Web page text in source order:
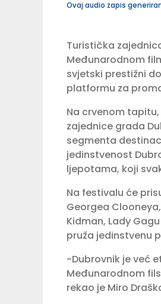
Ovaj audio zapis
Turistička
Međunarodnom
svjetski prestižni
platformu za
Na crvenom
zajednice grada
segmenta
jedinstvenost
ljepotama, koji
Na festivalu će
Georgea
Kidman, Lady
pruža jedinstvenu
-Dubrovnik je već
Međunarodnom
rekao je Miro